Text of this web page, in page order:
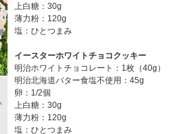
上白糖：30g
薄力粉：120g
塩：ひとつまみ
イースターホワイトチョコクッキー
明治ホワイトチョコレート：1枚（40g）
明治北海道バター食塩不使用：45g
卵：1/2個
上白糖：30g
薄力粉：120g
塩：ひとつまみ